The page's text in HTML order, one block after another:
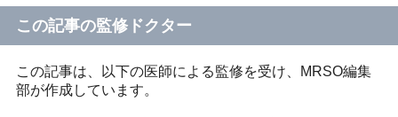
この記事の監修ドクター
この記事は、以下の医師による監修を受け、MRSO編集
部が作成しています。